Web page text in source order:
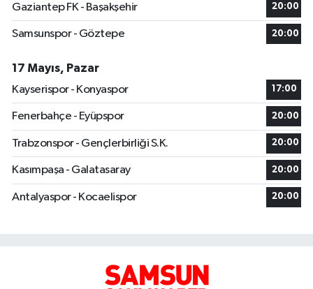
Gaziantep FK - Başakşehir 20:00
Samsunspor - Göztepe 20:00
17 Mayıs, Pazar
Kayserispor - Konyaspor
17:00
Fenerbahçe - Eyüpspor 20:00
Trabzonspor - Gençlerbirliği S.K. 20:00
Kasımpaşa - Galatasaray 20:00
Antalyaspor - Kocaelispor 20:00